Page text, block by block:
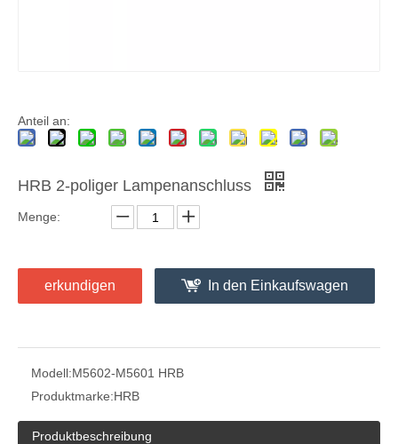
Anteil an:
HRB 2-poliger Lampenanschluss
Menge:
erkundigen In den Einkaufswagen
Modell:M5602-M5601 HRB
Produktmarke:HRB
Produktbeschreibung